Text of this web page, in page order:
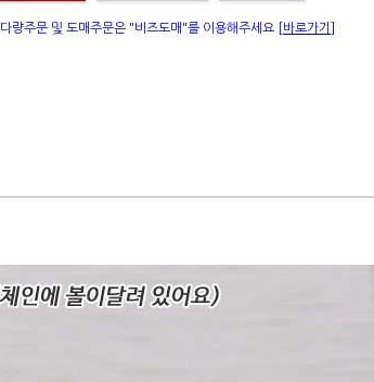
다량주문 및 도매주문은 "비즈도매"를 이용해주세요 [바로가기]